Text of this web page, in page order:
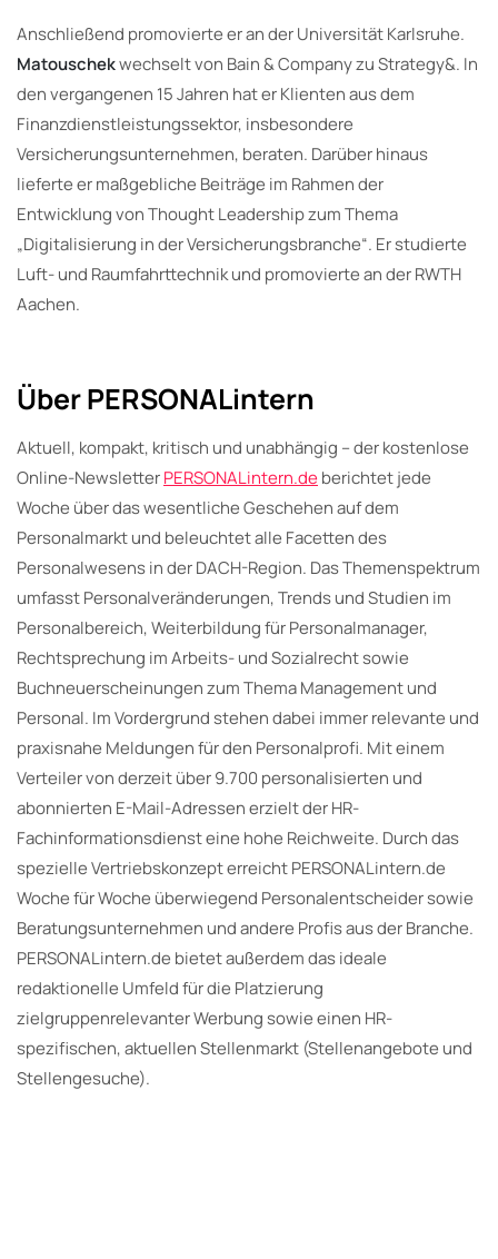
Anschließend promovierte er an der Universität Karlsruhe.
Matouschekwechselt von Bain & Company zu Strategy&. In
den vergangenen 15 Jahren hat er Klienten aus dem
Finanzdienstleistungssektor, insbesondere
Versicherungsunternehmen, beraten. Darüber hinaus
lieferte er maßgebliche Beiträge im Rahmen der
Entwicklung von Thought Leadership zum Thema
„Digitalisierung in der Versicherungsbranche“. Er studierte
Luft- und Raumfahrttechnik und promovierte an der RWTH
Aachen.
Über PERSONALintern
Aktuell, kompakt, kritisch und unabhängig – der kostenlose
Online-NewsletterPERSONALintern.deberichtet jede
Woche über das wesentliche Geschehen auf dem
Personalmarkt und beleuchtet alle Facetten des
Personalwesens in der DACH-Region. Das Themenspektrum
umfasst Personalveränderungen, Trends und Studien im
Personalbereich, Weiterbildung für Personalmanager,
Rechtsprechung im Arbeits- und Sozialrecht sowie
Buchneuerscheinungen zum Thema Management und
Personal. Im Vordergrund stehen dabei immer relevante und
praxisnahe Meldungen für den Personalprofi. Mit einem
Verteiler von derzeit über 9.700 personalisierten und
abonnierten E-Mail-Adressen erzielt der HR-
Fachinformationsdienst eine hohe Reichweite. Durch das
spezielle Vertriebskonzept erreicht PERSONALintern.de
Woche für Woche überwiegend Personalentscheider sowie
Beratungsunternehmen und andere Profis aus der Branche.
PERSONALintern.de bietet außerdem das ideale
redaktionelle Umfeld für die Platzierung
zielgruppenrelevanter Werbung sowie einen HR-
spezifischen, aktuellen Stellenmarkt (Stellenangebote und
Stellengesuche).